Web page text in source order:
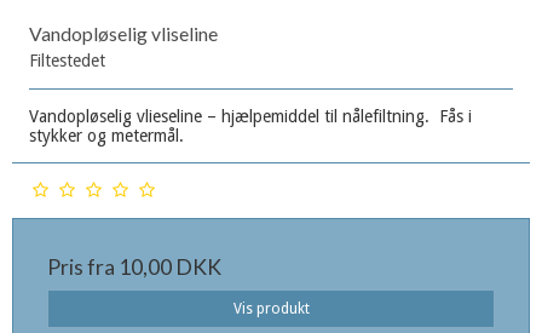
Vandopløselig vliseline
Filtestedet
Vandopløselig vlieseline – hjælpemiddel til nålefiltning. Fås i
stykker og metermål.
Pris fra 10,00 DKK
Vis produkt